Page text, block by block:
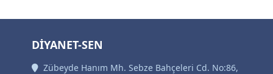
DİYANET-SEN
Zübeyde Hanım Mh. Sebze Bahçeleri Cd. No:86,